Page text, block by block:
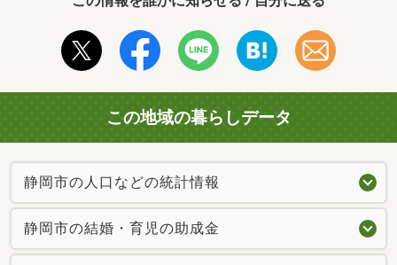
この地域の暮らしデータ
静岡市の人口などの統計情報
静岡市の結婚・育児の助成金